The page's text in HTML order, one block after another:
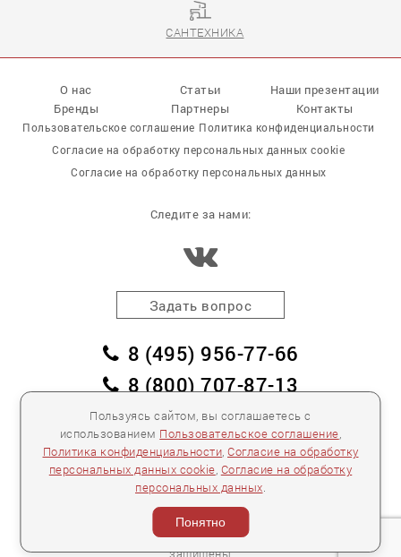
Пользуясь сайтом, вы соглашаетесь с
использованием Пользовательское соглашение
Политика конфиденциальности Согласие на обработку
персональных данных cookie Согласие на обработку
персональных данных
Понятно
САНТЕХНИКА
О нас Статьи
Наши презентации
Бренды
Партнеры Контакты
Пользовательское соглашение Политика конфиденциальности
Согласие на обработку персональных данных cookie
Согласие на обработку персональных данных
Следите за нами:
Задать вопрос
8 (495) 956-77-66
8 (800) 707-87-13
заказать обратный звонок
пл. Победы, дом 2, корпус 2
Для спецификаций и предложений:info@mebelclub.ru
Выставленные на данном сайте предложения
публичной офертой не являются.
Количество товара ограничено.
2026 «Интерьерный салон №1» Все права
защищены